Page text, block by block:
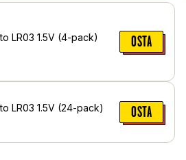
LR03 1.5V (4-pack)
OSTA
LR03 1.5V (24-pack)
OSTA